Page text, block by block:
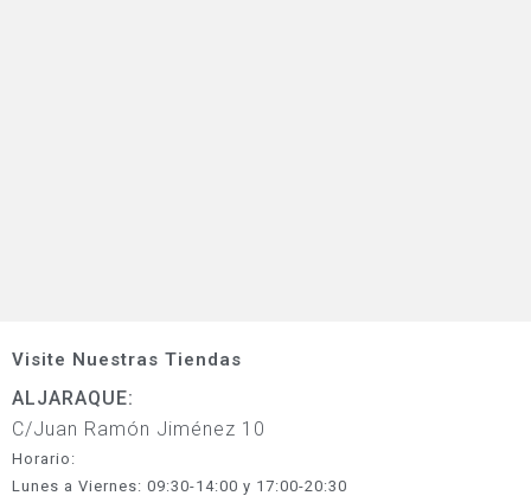
Visite Nuestras Tiendas
ALJARAQUE:
C/Juan Ramón Jiménez 10
Horario:
Lunes a Viernes: 09:30-14:00 y 17:00-20:30